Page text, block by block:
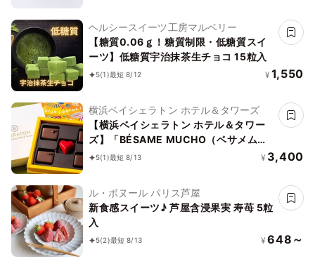
ヘルシースイーツ工房マルベリー
【糖質0.06ｇ！糖質制限・低糖質スイ
ーツ】低糖質宇治抹茶生チョコ 15粒入
5(1)最短 8/12 ¥ 1,550
横浜ベイシェラトン ホテル＆タワーズ
【横浜ベイシェラトン ホテル＆タワー
ズ】「BÉSAME MUCHO（ベサメムー
チョ）」※5ピース
5(1)最短 8/13 ¥ 3,400
ル・ボヌール パリス芦屋
新食感スイーツ♪ 芦屋含浸果実 寿苺 5粒
入
5(2)最短 8/13 ¥ 648～